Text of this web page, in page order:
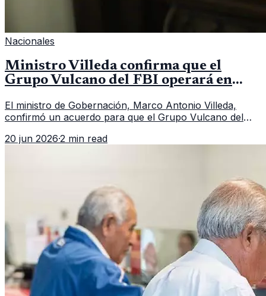
Nacionales
Ministro Villeda confirma que el
Grupo Vulcano del FBI operará en
El ministro de Gobernación, Marco Antonio Villeda,
confirmó un acuerdo para que el Grupo Vulcano del
fallido con la administración anterior del Ministerio
20 jun 2026·2 min read